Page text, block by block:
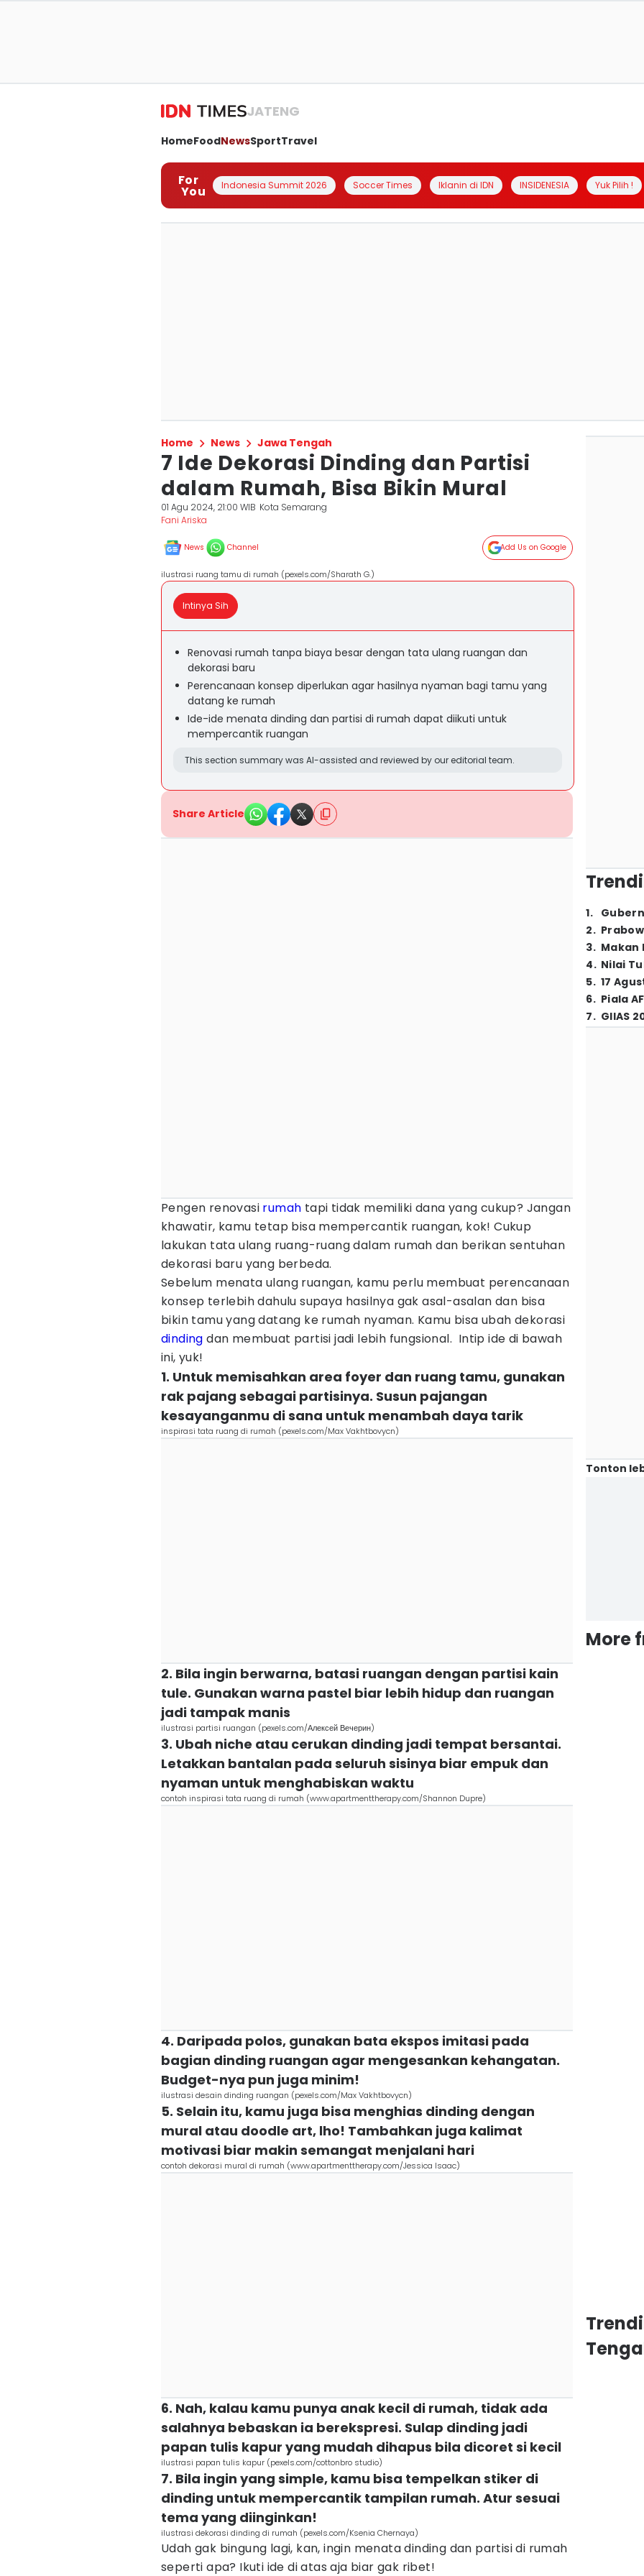
JATENG
HomeFoodNewsSportTravel
For
You Indonesia Summit 2026 Soccer Times Iklanin di IDN INSIDENESIA Yuk Pilih !
Home News Jawa Tengah
7 Ide Dekorasi Dinding dan Partisi
dalam Rumah, Bisa Bikin Mural
01 Agu 2024, 21:00 WIB Kota Semarang
Fani Ariska
News Channel Add Us on Google
ilustrasi ruang tamu di rumah (pexels.com/Sharath G.)
Intinya Sih
Renovasi rumah tanpa biaya besar dengan tata ulang ruangan dan
dekorasi baru
Perencanaan konsep diperlukan agar hasilnya nyaman bagi tamu yang
datang ke rumah
Ide-ide menata dinding dan partisi di rumah dapat diikuti untuk
mempercantik ruangan
This section summary was AI-assisted and reviewed by our editorial team.
Share Article
Pengen renovasi rumah tapi tidak memiliki dana yang cukup? Jangan
khawatir, kamu tetap bisa mempercantik ruangan, kok! Cukup
lakukan tata ulang ruang-ruang dalam rumah dan berikan sentuhan
dekorasi baru yang berbeda.
Sebelum menata ulang ruangan, kamu perlu membuat perencanaan
konsep terlebih dahulu supaya hasilnya gak asal-asalan dan bisa
bikin tamu yang datang ke rumah nyaman. Kamu bisa ubah dekorasi
dinding dan membuat partisi jadi lebih fungsional. Intip ide di bawah
ini, yuk!
1. Untuk memisahkan area foyer dan ruang tamu, gunakan
rak pajang sebagai partisinya. Susun pajangan
kesayanganmu di sana untuk menambah daya tarik
inspirasi tata ruang di rumah (pexels.com/Max Vakhtbovycn)
2. Bila ingin berwarna, batasi ruangan dengan partisi kain
tule. Gunakan warna pastel biar lebih hidup dan ruangan
jadi tampak manis
ilustrasi partisi ruangan (pexels.com/Алексей Вечерин)
3. Ubah niche atau cerukan dinding jadi tempat bersantai.
Letakkan bantalan pada seluruh sisinya biar empuk dan
nyaman untuk menghabiskan waktu
contoh inspirasi tata ruang di rumah (www.apartmenttherapy.com/Shannon Dupre)
4. Daripada polos, gunakan bata ekspos imitasi pada
bagian dinding ruangan agar mengesankan kehangatan.
Budget-nya pun juga minim!
ilustrasi desain dinding ruangan (pexels.com/Max Vakhtbovycn)
5. Selain itu, kamu juga bisa menghias dinding dengan
mural atau doodle art, lho! Tambahkan juga kalimat
motivasi biar makin semangat menjalani hari
contoh dekorasi mural di rumah (www.apartmenttherapy.com/Jessica Isaac)
6. Nah, kalau kamu punya anak kecil di rumah, tidak ada
salahnya bebaskan ia berekspresi. Sulap dinding jadi
papan tulis kapur yang mudah dihapus bila dicoret si kecil
ilustrasi papan tulis kapur (pexels.com/cottonbro studio)
7. Bila ingin yang simple, kamu bisa tempelkan stiker di
dinding untuk mempercantik tampilan rumah. Atur sesuai
tema yang diinginkan!
ilustrasi dekorasi dinding di rumah (pexels.com/Ksenia Chernaya)
Udah gak bingung lagi, kan, ingin menata dinding dan partisi di rumah
seperti apa? Ikuti ide di atas aja biar gak ribet!
1.
2.
3. Makan
4. Nilai
5. 17
6. Piala
7. GIIAS
Tonton
More